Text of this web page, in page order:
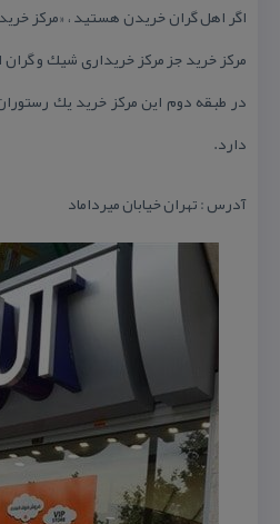
اگر اهل گران خریدن هستید ، «مركز
مركز خرید جز مركز خریداری شیك و
در طبقه دوم این مركز خرید یك
دارد.
آدرس : تهران خیابان میرداماد